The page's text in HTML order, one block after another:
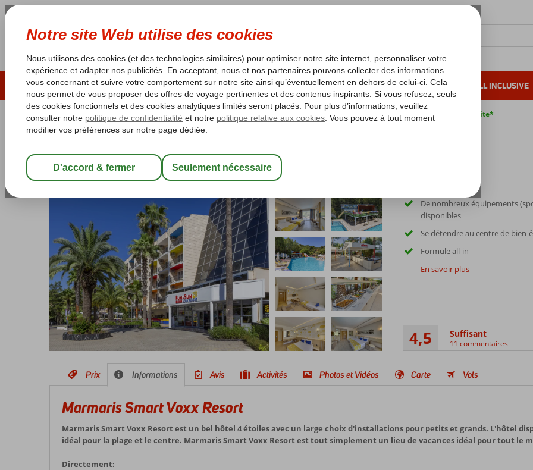
ÉTÉ 2026 LAST MINUTES SOLEIL D'HIVER VACANCES AU SOLEIL ALL INCLUSIVE
Les garanties de vacances Garantie du prix le plus bas* Pas de surcharge carburant Annulation gratuite*
Marmaris Smart Voxx Resort
De nombreux équipements
disponibles
Se détendre au centre de bien-
Formule all-in
En savoir plus
4,5 Suffisant
11 commentaires
Prix Informations Avis Activités Photos et Vidéos Carte Vols
Marmaris Smart Voxx Resort
Marmaris Smart Voxx Resort est un bel hôtel 4 étoiles avec un large choix d'installations pour petits et grands. L'hôtel
idéal pour la plage et le centre. Marmaris Smart Voxx Resort est tout simplement un lieu de vacances idéal pour tout le
Directement: